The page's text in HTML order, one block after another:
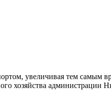
увеличивая тем
хозяйства администрации